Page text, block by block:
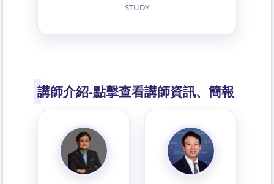
STUDY
講師介紹-點擊查看講師資訊、簡報